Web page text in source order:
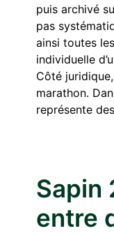
puis archivé
pas
ainsi toutes
individuelle
Côté
marathon.
représente
Sapin
entre